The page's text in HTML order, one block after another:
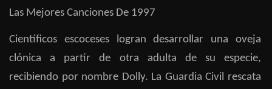
Las Mejores Canciones De 1997
Científicos escoceses logran desarrollar una oveja
clónica a partir de otra adulta de su especie,
recibiendo por nombre Dolly. La Guardia Civil rescata